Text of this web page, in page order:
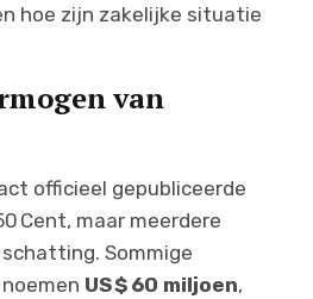
hoe zijn zakelijke situatie
van
officieel gepubliceerde
Cent, maar meerdere
Sommige
US $ 60 miljoen,